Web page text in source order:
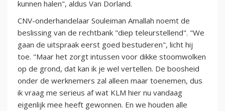
kunnen halen", aldus Van Dorland.
CNV-onderhandelaar Souleiman Amallah noemt de
beslissing van de rechtbank "diep teleurstellend". "We
gaan de uitspraak eerst goed bestuderen", licht hij
toe. "Maar het zorgt intussen voor dikke stoomwolken
op de grond, dat kan ik je wel vertellen. De boosheid
onder de werknemers zal alleen maar toenemen, dus
ik vraag me serieus af wat KLM hier nu vandaag
eigenlijk mee heeft gewonnen. En we houden alle